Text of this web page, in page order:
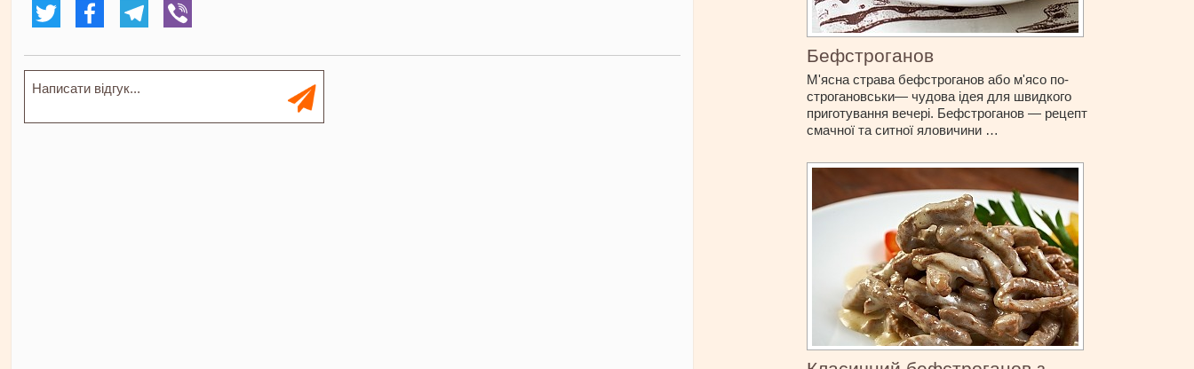
Бефстроганов
М'ясна страва бефстроганов або м'ясо по-
строгановськи— чудова ідея для швидкого
приготування вечері. Бефстроганов — рецепт
смачної та ситної яловичини …